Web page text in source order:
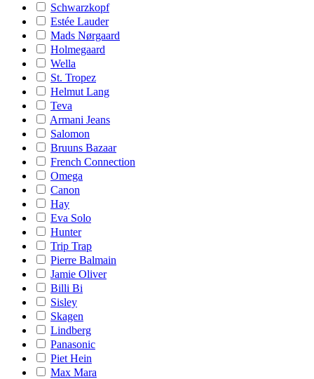
Schwarzkopf
Estée Lauder
Mads Nørgaard
Holmegaard
Wella
St. Tropez
Helmut Lang
Teva
Armani Jeans
Salomon
Bruuns Bazaar
French Connection
Omega
Canon
Hay
Eva Solo
Hunter
Trip Trap
Pierre Balmain
Jamie Oliver
Billi Bi
Sisley
Skagen
Lindberg
Panasonic
Piet Hein
Max Mara